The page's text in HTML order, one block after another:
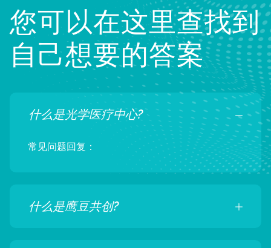
您可以在这里查找到
自己想要的答案
什么是光学医疗中心?
常见问题回复：
什么是鹰豆共创?